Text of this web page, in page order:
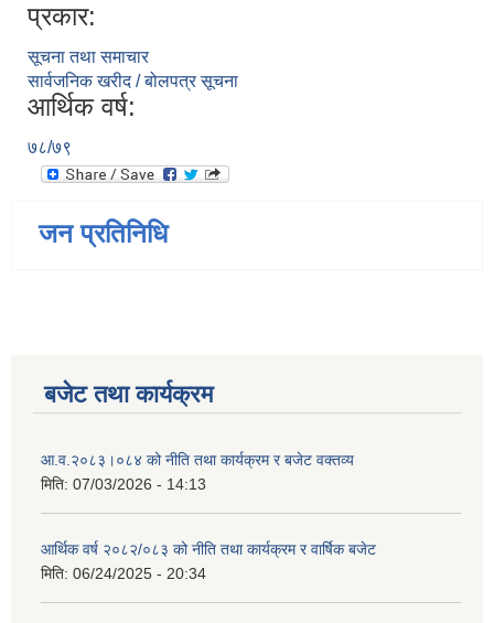
प्रकार:
सूचना तथा समाचार
सार्वजनिक खरीद / बोलपत्र सूचना
आर्थिक वर्ष:
७८/७९
जन प्रतिनिधि
बजेट तथा कार्यक्रम
आ.व.२०८३।०८४ को नीति तथा कार्यक्रम र बजेट वक्तव्य
मिति: 07/03/2026 - 14:13
आर्थिक वर्ष २०८२/०८३ को नीति तथा कार्यक्रम र वार्षिक बजेट
मिति: 06/24/2025 - 20:34